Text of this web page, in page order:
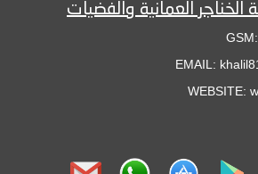
العمانية والفضيات
EMAIL:
WEBSITE: